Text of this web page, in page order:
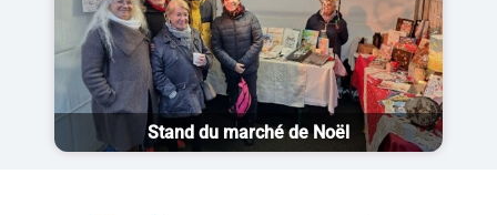
Stand du marché de Noël